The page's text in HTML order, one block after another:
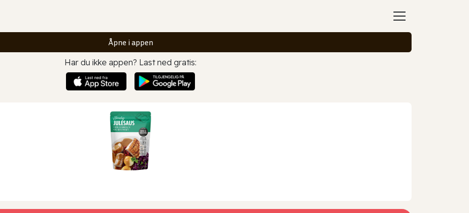
Åpne i appen
Har du ikke appen? Last ned gratis: